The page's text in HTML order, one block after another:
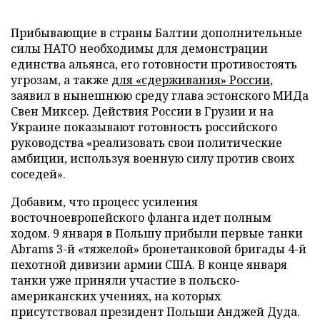
Прибывающие в страны Балтии дополнительные
силы НАТО необходимы для демонстрации
единства альянса, его готовности противостоять
угрозам, а также для «сдерживания» России,
заявил в нынешнюю среду глава эстонского МИДа
Свен Миксер. Действия России в Грузии и на
Украине показывают готовность российского
руководства «реализовать свои политические
амбиции, используя военную силу против своих
соседей».
Добавим, что процесс усиления
восточноевропейского фланга идет полным
ходом. 9 января в Польшу прибыли первые танки
Abrams 3-й «тяжелой» бронетанковой бригады 4-й
пехотной дивизии армии США. В конце января
танки уже приняли участие в польско-
американских учениях, на которых
присутствовал президент Польши Анджей Дуда.